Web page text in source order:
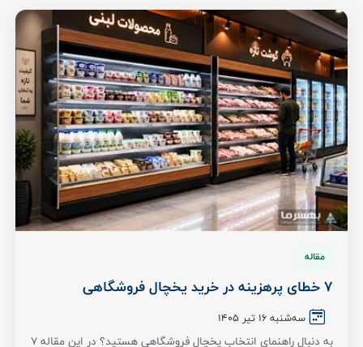
مقاله
7 خطای پرهزینه در خرید یخچال فروشگاهی
سه‌شنبه 16 تیر ۱۴۰۵
به دنبال راهنمای انتخاب یخچال فروشگاهی هستید؟ در این مقاله ۷